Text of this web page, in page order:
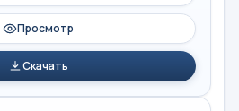
Просмотр
Скачать